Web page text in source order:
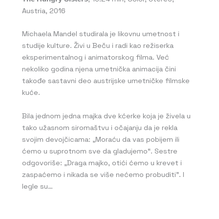
Austria, 2016
Michaela Mandel studirala je likovnu umetnost i
studije kulture. Živi u Beču i radi kao režiserka
eksperimentalnog i animatorskog filma. Već
nekoliko godina njena umetnička animacija čini
takođe sastavni deo austrijske umetničke filmske
kuće.
Bila jednom jedna majka dve kćerke koja je živela u
tako užasnom siromaštvu i očajanju da je rekla
svojim devojčicama: „Moraću da vas pobijem ili
ćemo u suprotnom sve da gladujemo“. Sestre
odgovoriše: „Draga majko, otići ćemo u krevet i
zaspaćemo i nikada se više nećemo probuditi”. I
legle su…